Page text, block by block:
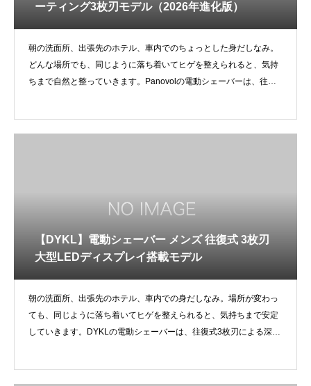
ーティング3枚刃モデル（2026年進化版）
朝の洗面所、出張先のホテル、車内でのちょっとした身だしなみ。
どんな場所でも、同じように落ち着いてヒゲを整えられると、気持
ちまで自然と整っていきます。Panovolの電動シェーバーは、往復
【DYKL】電動シェーバー メンズ 往復式 3枚刃
大型LEDディスプレイ搭載モデル
朝の洗面所、出張先のホテル、車内での身だしなみ。場所が変わっ
ても、同じように落ち着いてヒゲを整えられると、気持ちまで安定
していきます。DYKLの電動シェーバーは、往復式3枚刃による深剃